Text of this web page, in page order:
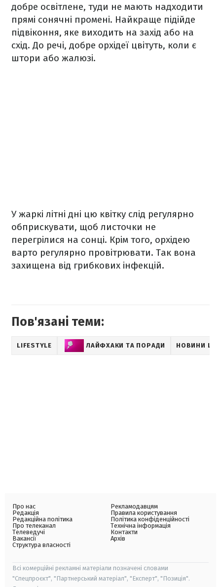
добре освітлене, туди не мають надходити
прямі сонячні промені. Найкраще підійде
підвіконня, яке виходить на захід або на
схід. До речі, добре орхідеї цвітуть, коли є
штори або жалюзі.
У жаркі літні дні цю квітку слід регулярно
обприскувати, щоб листочки не
перегрілися на сонці. Крім того, орхідею
варто регулярно провітрювати. Так вона
захищена від грибкових інфекцій.
Пов'язані теми:
LIFESTYLE ЛАЙФХАКИ ТА ПОРАДИ НОВИНИ
Про нас
Редакція
Редакційна політика
Про телеканал
Телеведучі
Вакансії
Структура власності
Рекламодавцям
Правила користування
Політика конфіденційності
Технічна інформація
Контакти
Архів
Всі комерційні рекламні матеріали позначені словами
"Спецпроєкт", "Партнерський матеріал", "Експерт", "Позиція".